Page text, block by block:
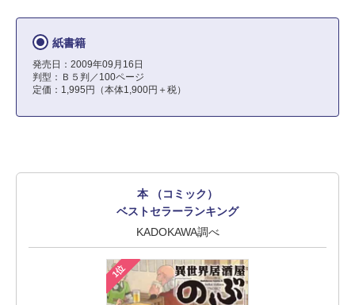
紙書籍
発売日：2009年09月16日
判型：Ｂ５判／100ページ
定価：1,995円（本体1,900円＋税）
本 （コミック）
ベストセラーランキング
KADOKAWA調べ
1位